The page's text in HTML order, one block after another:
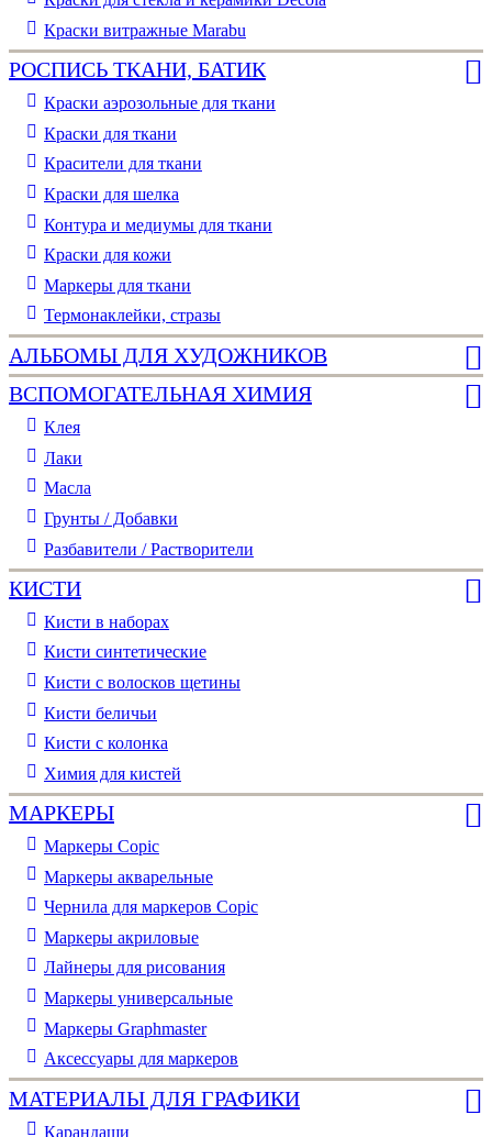
Краски витражные Marabu
РОСПИСЬ ТКАНИ, БАТИК
Краски аэрозольные для ткани
Краски для ткани
Красители для ткани
Краски для шелка
Контура и медиумы для ткани
Краски для кожи
Маркеры для ткани
Термонаклейки, стразы
АЛЬБОМЫ ДЛЯ ХУДОЖНИКОВ
ВСПОМОГАТЕЛЬНАЯ ХИМИЯ
Клея
Лаки
Масла
Грунты / Добавки
Разбавители / Растворители
КИСТИ
Кисти в наборах
Кисти синтетические
Кисти с волосков щетины
Кисти беличьи
Кисти с колонка
Химия для кистей
МАРКЕРЫ
Маркеры Copic
Маркеры акварельные
Чернила для маркеров Copic
Маркеры акриловые
Лайнеры для рисования
Маркеры универсальные
Маркеры Graphmaster
Аксессуары для маркеров
МАТЕРИАЛЫ ДЛЯ ГРАФИКИ
Карандаши